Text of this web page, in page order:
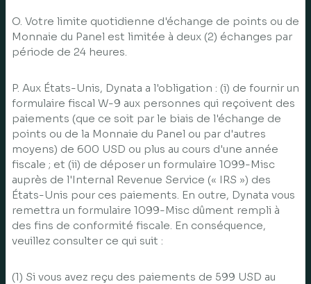
O. Votre limite quotidienne d'échange de points ou de
Monnaie du Panel est limitée à deux (2) échanges par
période de 24 heures.
P. Aux États-Unis, Dynata a l'obligation : (i) de fournir un
formulaire fiscal W-9 aux personnes qui reçoivent des
paiements (que ce soit par le biais de l'échange de
points ou de la Monnaie du Panel ou par d'autres
moyens) de 600 USD ou plus au cours d'une année
fiscale ; et (ii) de déposer un formulaire 1099-Misc
auprès de l'Internal Revenue Service (« IRS ») des
États-Unis pour ces paiements. En outre, Dynata vous
remettra un formulaire 1099-Misc dûment rempli à
des fins de conformité fiscale. En conséquence,
veuillez consulter ce qui suit :
(1) Si vous avez reçu des paiements de 599 USD au